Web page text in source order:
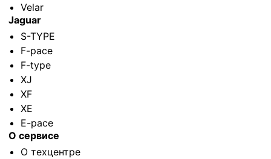
Velar
Jaguar
S-TYPE
F-pace
F-type
XJ
XF
XE
E-pace
О сервисе
О техцентре